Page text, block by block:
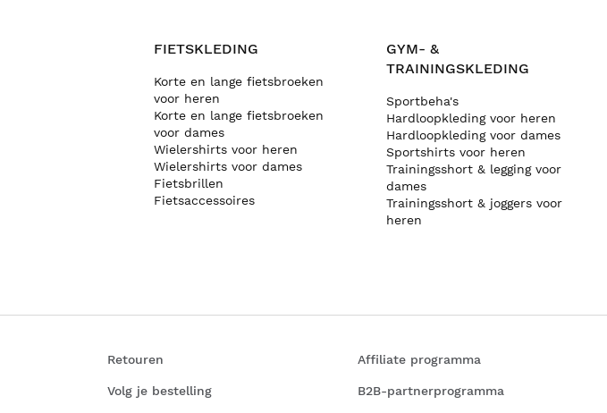
FIETSKLEDING
Korte en lange fietsbroeken
voor heren
Korte en lange fietsbroeken
voor dames
Wielershirts voor heren
Wielershirts voor dames
Fietsbrillen
Fietsaccessoires
GYM- &
TRAININGSKLEDING
Sportbeha's
Hardloopkleding voor heren
Hardloopkleding voor dames
Sportshirts voor heren
Trainingsshort & legging voor
dames
Trainingsshort & joggers voor
heren
Retouren Affiliate programma
Volg je bestelling B2B-partnerprogramma